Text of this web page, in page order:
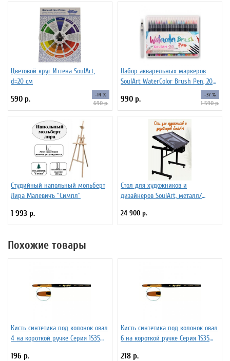
Цветовой круг Иттена SoulArt,
d=20 см
590 р. -14 %
690 р.
Набор акварельных маркеров
SoulArt WaterColor Brush Pen, 20
990 р. -37 %
1 590 р.
Студийный напольный мольберт
Лира Малевичъ "Симпл"
1 993 р.
Стол для художников и
дизайнеров SoulArt, металл/
24 900 р.
Похожие товары
Кисть синтетика под колонок овал
4 на короткой ручке Серия 1S35
196 р.
Кисть синтетика под колонок овал
6 на короткой ручке Серия 1S35
218 р.